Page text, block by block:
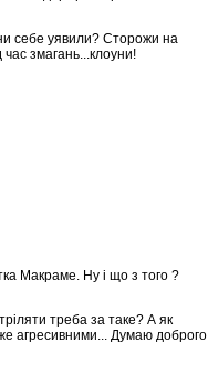
себе уявили? Сторожи на
змагань...клоуни!
Макраме. Ну і що з того ?
треба за таке? А як
агресивними... Думаю доброго